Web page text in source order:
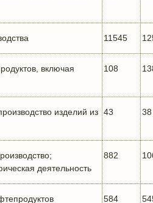
11545
включая
108
изделий из 43 38
деятельность
882
584